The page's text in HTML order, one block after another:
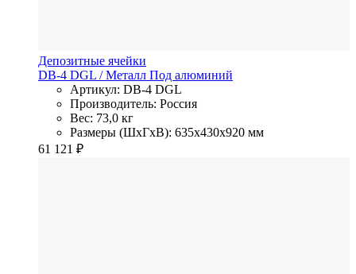
Депозитные ячейки
DB-4 DGL / Металл Под алюминий
Артикул: DB-4 DGL
Производитель: Россия
Вес: 73,0 кг
Размеры (ШхГхВ): 635x430x920 мм
61 121 ₽